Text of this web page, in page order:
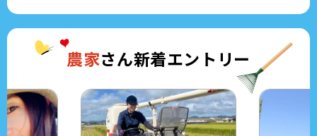
農家さん新着エントリー